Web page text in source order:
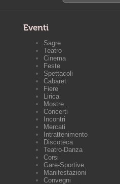
Eventi
Sagre
Teatro
Cinema
Feste
Spettacoli
Cabaret
Fiere
Lirica
Mostre
Concerti
Incontri
Mercati
Intrattenimento
Discoteca
Teatro-Danza
Corsi
Gare-Sportive
Manifestazioni
Convegni